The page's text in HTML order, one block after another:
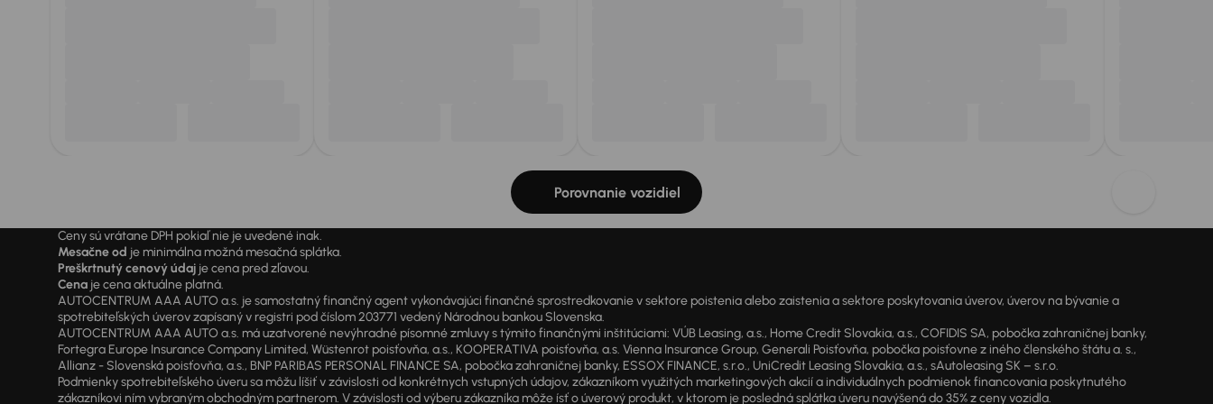
Porovnanie vozidiel
Ceny sú vrátane DPH pokiaľ nie je uvedené inak.
Mesačne od je minimálna možná mesačná splátka.
Preškrtnutý cenový údaj je cena pred zľavou.
Cena je cena aktuálne platná.
AUTOCENTRUM AAA AUTO a.s. je samostatný finančný agent vykonávajúci finančné sprostredkovanie v sektore poistenia alebo zaistenia a sektore poskytovania úverov, úverov na bývanie a
spotrebiteľských úverov zapísaný v registri pod číslom 203771 vedený Národnou bankou Slovenska.
AUTOCENTRUM AAA AUTO a.s. má uzatvorené nevýhradné písomné zmluvy s týmito finančnými inštitúciami: VÚB Leasing, a.s., Home Credit Slovakia, a.s., COFIDIS SA, pobočka zahraničnej banky,
Fortegra Europe Insurance Company Limited, Wüstenrot poisťovňa, a.s., KOOPERATIVA poisťovňa, a.s. Vienna Insurance Group, Generali Poisťovňa, pobočka poisťovne z iného členského štátu a. s.,
Allianz - Slovenská poisťovňa, a.s., BNP PARIBAS PERSONAL FINANCE SA, pobočka zahraničnej banky, ESSOX FINANCE, s.r.o., UniCredit Leasing Slovakia, a.s., sAutoleasing SK – s.r.o.
Podmienky spotrebiteľského úveru sa môžu líšiť v závislosti od konkrétnych vstupných údajov, zákazníkom využitých marketingových akcií a individuálnych podmienok financovania poskytnutého
zákazníkovi ním vybraným obchodným partnerom. V závislosti od výberu zákazníka môže ísť o úverový produkt, v ktorom je posledná splátka úveru navýšená do 35% z ceny vozidla.